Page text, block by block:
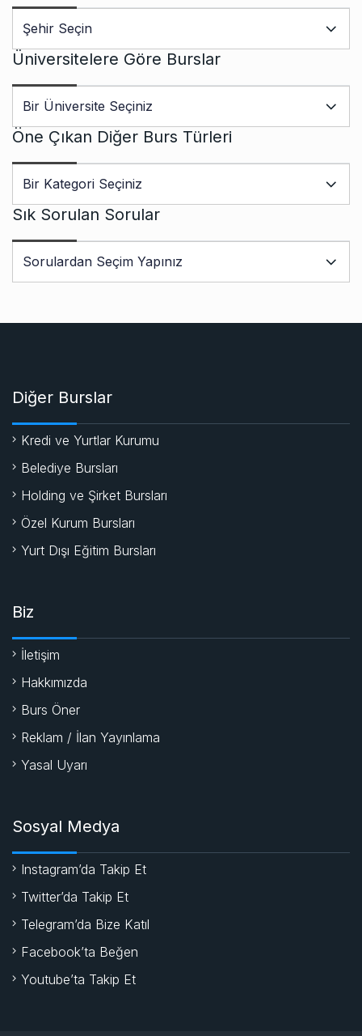
Üniversitelere Göre Burslar
Öne Çıkan Diğer Burs Türleri
Sık Sorulan Sorular
Diğer Burslar
Kredi ve Yurtlar Kurumu
Belediye Bursları
Holding ve Şirket Bursları
Özel Kurum Bursları
Yurt Dışı Eğitim Bursları
Biz
İletişim
Hakkımızda
Burs Öner
Reklam / İlan Yayınlama
Yasal Uyarı
Sosyal Medya
Instagram’da Takip Et
Twitter’da Takip Et
Telegram’da Bize Katıl
Facebook’ta Beğen
Youtube’ta Takip Et